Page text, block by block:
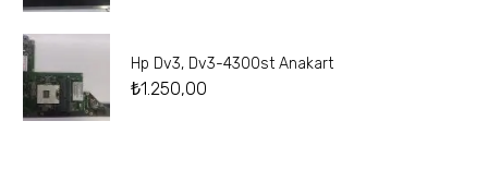
Hp Dv3, Dv3-4300st Anakart
₺1.250,00